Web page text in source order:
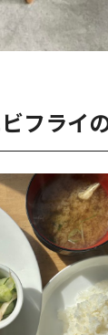
フライ